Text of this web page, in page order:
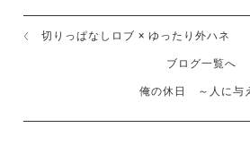
切りっぱなしロブ × ゆったり外ハネ
ブログ一覧へ
俺の休日 ～人に与